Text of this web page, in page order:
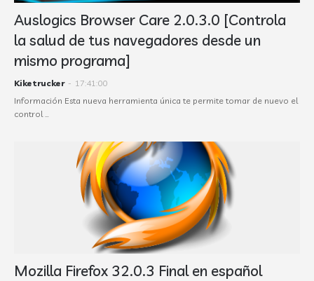
Auslogics Browser Care 2.0.3.0 [Controla
la salud de tus navegadores desde un
mismo programa]
Kiketrucker - 17:41:00
Información Esta nueva herramienta única te permite tomar de nuevo el
control …
Mozilla Firefox 32.0.3 Final en español